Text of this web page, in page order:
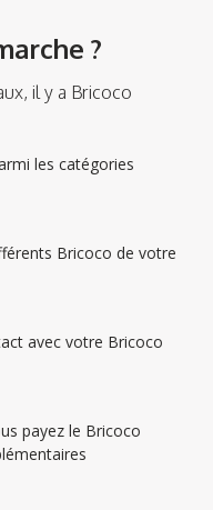
?
il y a Bricoco
les catégories
Bricoco de votre
avec votre Bricoco
payez le Bricoco